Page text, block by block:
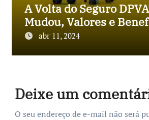
A Volta do Seguro
Mudou, Valores e
abr 11, 2024
Deixe um
O seu endereço de e-mail não será